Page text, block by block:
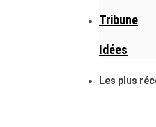
Tribune
Idées
Les plus